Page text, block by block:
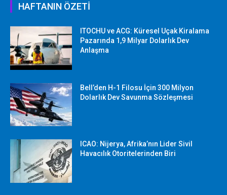
HAFTANIN ÖZETİ
ITOCHU ve ACG: Küresel Uçak Kiralama
Pazarında 1,9 Milyar Dolarlık Dev
Anlaşma
Bell’den H-1 Filosu İçin 300 Milyon
Dolarlık Dev Savunma Sözleşmesi
ICAO: Nijerya, Afrika’nın Lider Sivil
Havacılık Otoritelerinden Biri